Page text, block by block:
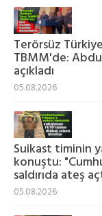
Terörsüz
TBMM'de:
açıkladı
05.08.2026
Suikast timinin
konuştu:
saldırıda ateş
05.08.2026